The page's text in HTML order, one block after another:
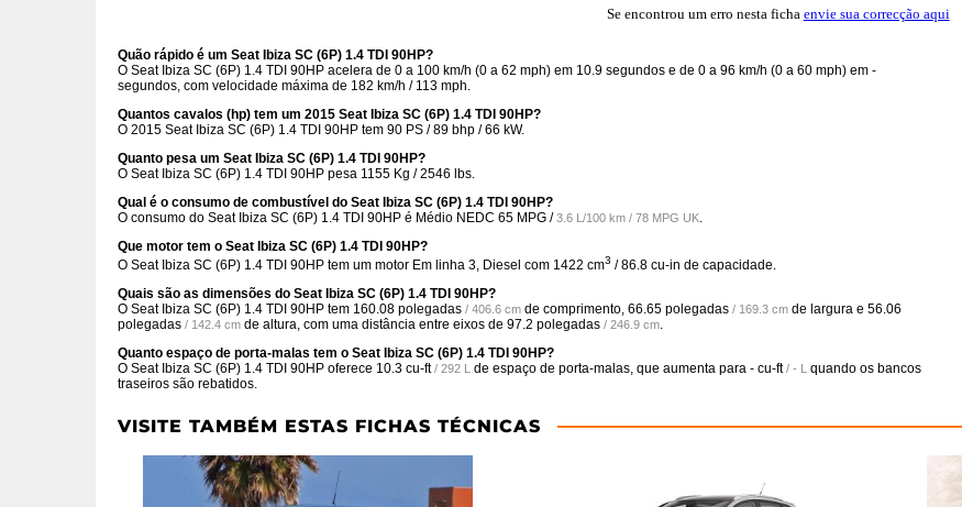
Se encontrou um erro nesta ficha envie sua correcção aqui
Quão rápido é um Seat Ibiza SC (6P) 1.4 TDI 90HP?
O Seat Ibiza SC (6P) 1.4 TDI 90HP acelera de 0 a 100 km/h (0 a 62 mph) em 10.9 segundos e de 0 a 96 km/h (0 a 60 mph) em -
segundos, com velocidade máxima de 182 km/h / 113 mph.
Quantos cavalos (hp) tem um 2015 Seat Ibiza SC (6P) 1.4 TDI 90HP?
O 2015 Seat Ibiza SC (6P) 1.4 TDI 90HP tem 90 PS / 89 bhp / 66 kW.
Quanto pesa um Seat Ibiza SC (6P) 1.4 TDI 90HP?
O Seat Ibiza SC (6P) 1.4 TDI 90HP pesa 1155 Kg / 2546 lbs.
Qual é o consumo de combustível do Seat Ibiza SC (6P) 1.4 TDI 90HP?
O consumo do Seat Ibiza SC (6P) 1.4 TDI 90HP é Médio NEDC 65 MPG /3.6 L/100 km / 78 MPG UK.
Que motor tem o Seat Ibiza SC (6P) 1.4 TDI 90HP?
O Seat Ibiza SC (6P) 1.4 TDI 90HP tem um motor Em linha 3, Diesel com 1422 cm3 / 86.8 cu-in de capacidade.
Quais são as dimensões do Seat Ibiza SC (6P) 1.4 TDI 90HP?
O Seat Ibiza SC (6P) 1.4 TDI 90HP tem 160.08 polegadas / 406.6 cm de comprimento, 66.65 polegadas / 169.3 cm de largura e 56.06
polegadas / 142.4 cm de altura, com uma distância entre eixos de 97.2 polegadas / 246.9 cm.
Quanto espaço de porta-malas tem o Seat Ibiza SC (6P) 1.4 TDI 90HP?
O Seat Ibiza SC (6P) 1.4 TDI 90HP oferece 10.3 cu-ft / 292 L de espaço de porta-malas, que aumenta para - cu-ft / - L quando os bancos
traseiros são rebatidos.
VISITE TAMBÉM ESTAS FICHAS TÉCNICAS